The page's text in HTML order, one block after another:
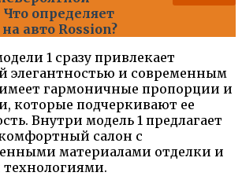
определяет
авто Rossion?
1 сразу привлекает
элегантностью и современным
гармоничные пропорции и
которые подчеркивают ее
Внутри модель 1 предлагает
салон с
материалами отделки и